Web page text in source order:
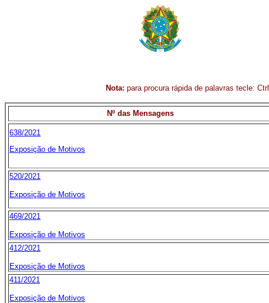
Nota: para procura rápida de palavras tecle:
Nº das Mensagens
638/2021
Exposição de Motivos
520/2021
Exposição de Motivos
469/2021
Exposição de Motivos
412/2021
Exposição de Motivos
411/2021
Exposição de Motivos